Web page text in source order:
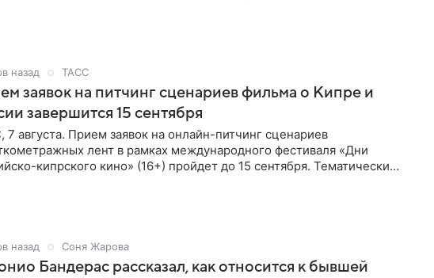
назад ТАСС
заявок на питчинг сценариев фильма о Кипре и
завершится 15 сентября
7 августа. Прием заявок на онлайн-питчинг сценариев
лент в рамках международного фестиваля «Дни
кипрского кино» (16+) пройдет до 15 сентября. Тематически
назад Соня Жарова
Бандерас рассказал, как относится к бывшей